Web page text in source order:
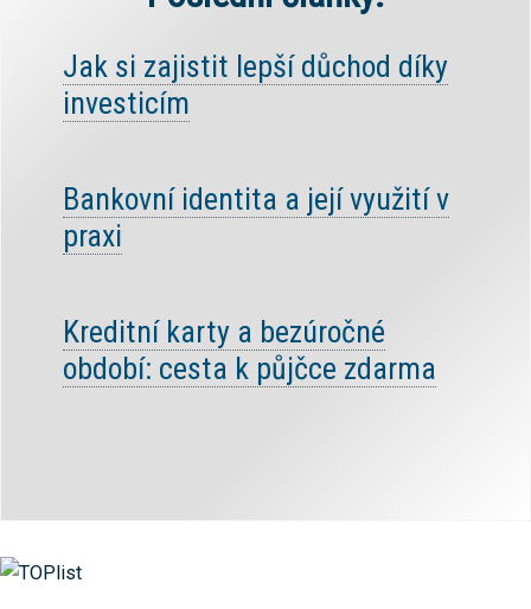
Jak si zajistit lepší důchod díky
investicím
Bankovní identita a její využití v
praxi
Kreditní karty a bezúročné
období: cesta k půjčce zdarma